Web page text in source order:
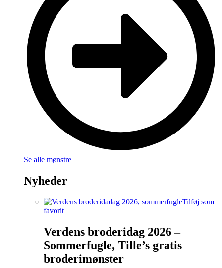
Se alle mønstre
Nyheder
Tilføj som
favorit
Verdens broderidag 2026 –
Sommerfugle, Tille’s gratis
broderimønster